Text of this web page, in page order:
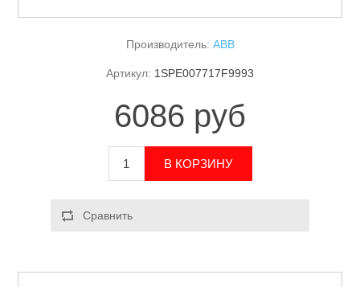
Производитель: ABB
Артикул: 1SPE007717F9993
6086 руб